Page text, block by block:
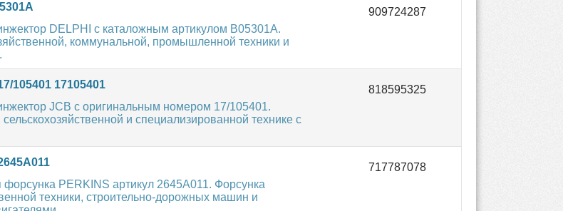
DELPHI с каталожным артикулом B05301A.
коммунальной, промышленной техники и
105401 17105401
JCB с оригинальным номером 17/105401.
и специализированной технике с
PERKINS артикул 2645A011. Форсунка
техники, строительно-дорожных машин и